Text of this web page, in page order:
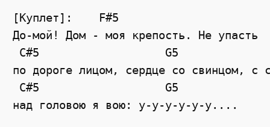
[Куплет]:    F#5
До-мой! Дом - моя крепость. Не упасть
C#5                   G5
по дороге лицом, сердце со свинцом, с
C#5                   G5
над головою я вою: у-у-у-у-у-у....